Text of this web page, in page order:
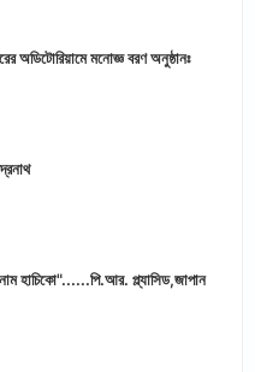
অডিটোরিয়ামে মনোজ্ঞ বরণ অনুষ্ঠানঃ
হাচিকো"......পি.আর. প্ল্যাসিড,জাপান